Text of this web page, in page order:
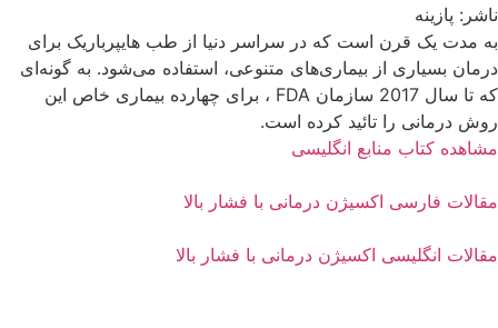
ناشر: پازینه
به مدت یک قرن است که در سراسر دنیا از طب‌ هایپرباریک برای
درمان بسیاری از بیماری‌های متنوعی، استفاده می‌‌‌شود. به گونه‌‌ای
که تا سال 2017 سازمان FDA ، برای چهارده بیماری خاص این
روش درمانی را تائید کرده است.
مشاهده کتاب منابع انگلیسی
مقالات فارسی اکسیژن درمانی با فشار بالا
مقالات انگلیسی اکسیژن درمانی با فشار بالا